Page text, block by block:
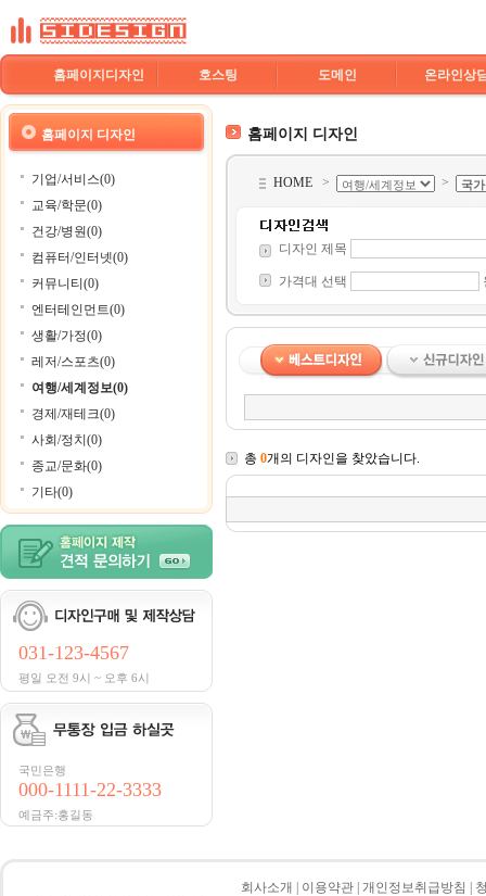
홈페이지디자인 호스팅 도메인 온라인상
홈페이지 디자인
기업/서비스(0)
교육/학문(0)
건강/병원(0)
컴퓨터/인터넷(0)
커뮤니티(0)
엔터테인먼트(0)
생활/가정(0)
레저/스포츠(0)
여행/세계정보(0)
경제/재테크(0)
사회/정치(0)
종교/문화(0)
기타(0)
031-123-4567
평일 오전 9시 ~ 오후 6시
국민은행
000-1111-22-3333
예금주:홍길동
홈페이지 디자인
HOME > >
디자인 제목
가격대 선택
총 0개의 디자인을 찾았습니다.
회사소개 이용약관 개인정보취급방침